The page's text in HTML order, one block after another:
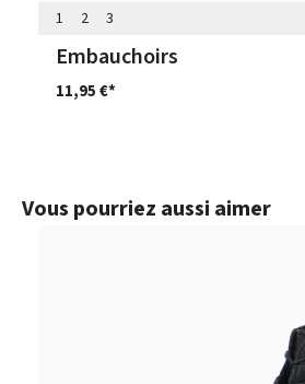
1 2 3
Embauchoirs
11,95 €*
Ignorer la galerie de produits
Vous pourriez aussi aimer